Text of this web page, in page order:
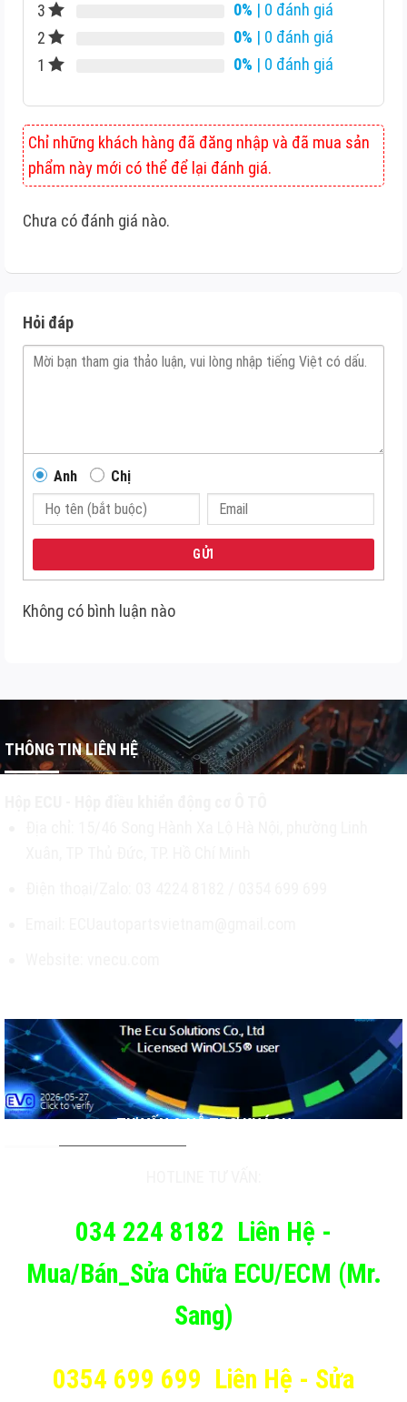
3 0% | 0 đánh giá
2
0% | 0 đánh giá
1
0% | 0 đánh giá
Chỉ những khách hàng đã đăng nhập và đã mua sản
phẩm này mới có thể để lại đánh giá.
Chưa có đánh giá nào.
Hỏi đáp
Anh Chị
GỬI
Không có bình luận nào
THÔNG TIN LIÊN HỆ
TƯ VẤN & HỖ TRỢ KHÁCH
034 224 8182 Liên Hệ -
Mua/Bán_Sửa Chữa ECU/ECM (Mr.
Sang)
0354 699 699 Liên Hệ - Sửa